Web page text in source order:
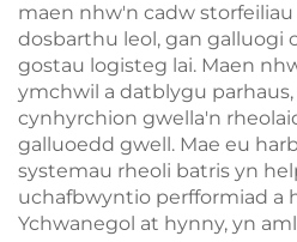
maen nhw'n cadw
dosbarthu leol, gan galluogi
gostau logisteg lai. Maen
ymchwil a datblygu
cynhyrchion gwella'n
galluoedd gwell. Mae eu
systemau rheoli batris yn
uchafbwyntio perfformiad a
Ychwanegol at hynny, yn